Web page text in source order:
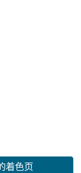
着色页